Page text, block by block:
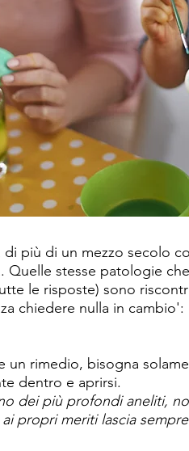
di più di un mezzo secolo
stesse patologie
le risposte) sono
chiedere nulla in
rimedio, bisogna
dentro e aprirsi.
dei più profondi aneliti,
propri meriti lascia